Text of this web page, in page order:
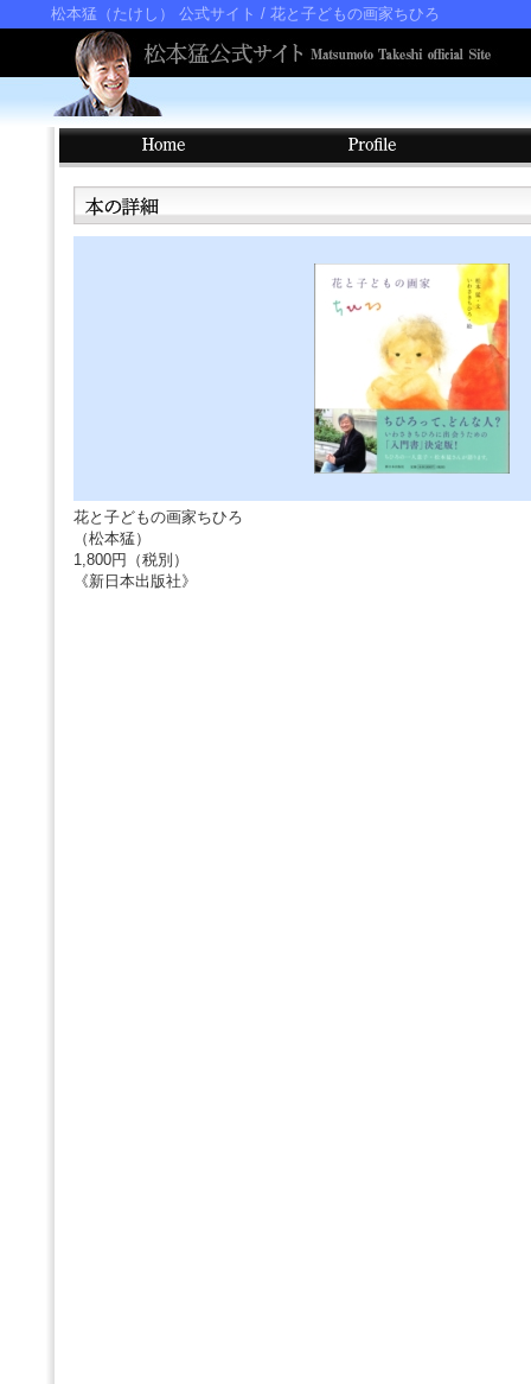
松本猛（たけし） 公式サイト / 花と子どもの画家ちひろ
花と子どもの画家ちひろ
（松本猛）
1,800円（税別）
《新日本出版社》